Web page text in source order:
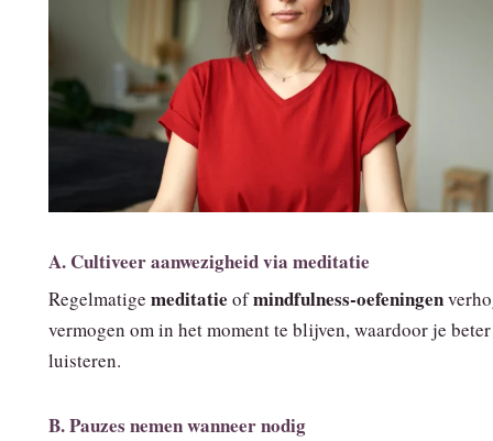
A. Cultiveer aanwezigheid via meditatie
Regelmatige meditatie ofmindfulness‑oefeningen
vermogen om in het moment te blijven, waardoor je
luisteren.
B. Pauzes nemen wanneer nodig